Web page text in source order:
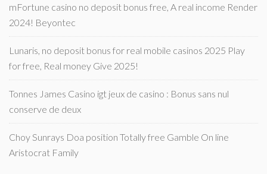
mFortune casino no deposit bonus free, A real income Render
2024! Beyontec
Lunaris, no deposit bonus for real mobile casinos 2025 Play
for free, Real money Give 2025!
Tonnes James Casino igt jeux de casino : Bonus sans nul
conserve de deux
Choy Sunrays Doa position Totally free Gamble On line
Aristocrat Family